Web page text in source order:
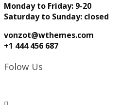
war:
51.80 €
Monday to Friday: 9-20
Saturday to Sunday: closed
vonzot@wthemes.com
+1 444 456 687
Folow Us